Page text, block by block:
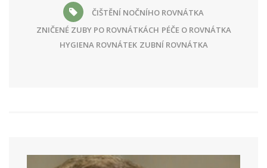
ČIŠTĚNÍ NOČNÍHO ROVNÁTKA
ZNIČENÉ ZUBY PO ROVNÁTKÁCH PÉČE O ROVNÁTKA
HYGIENA ROVNÁTEK ZUBNÍ ROVNÁTKA